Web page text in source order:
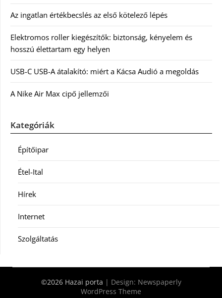
Az ingatlan értékbecslés az első kötelező lépés
Elektromos roller kiegészítők: biztonság, kényelem és
hosszú élettartam egy helyen
USB-C USB-A átalakító: miért a Kácsa Audió a megoldás
A Nike Air Max cipő jellemzői
Kategóriák
Építőipar
Étel-Ital
Hírek
Internet
Szolgáltatás
©2026 Hazai porta | Design: Newspaperly
WordPress Theme